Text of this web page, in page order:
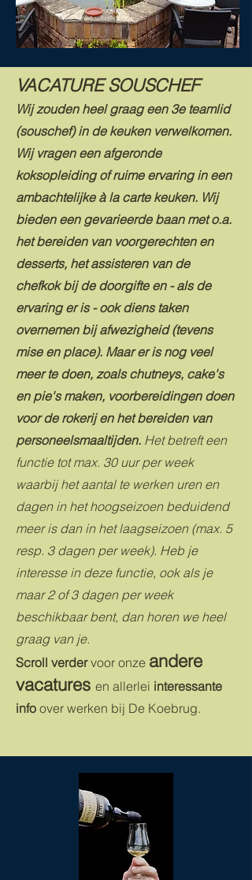
VACATURE SOUSCHEF
Wij zouden heel graag een 3e teamlid
(souschef) in de keuken verwelkomen.
Wij vragen een afgeronde
koksopleiding of ruime ervaring in een
ambachtelijke à la carte keuken. Wij
bieden een gevarieerde baan met o.a.
het bereiden van voorgerechten en
desserts, het assisteren van de
chefkok bij de doorgifte en - als de
ervaring er is - ook diens taken
overnemen bij afwezigheid (tevens
mise en place). Maar er is nog veel
meer te doen, zoals chutneys, cake's
en pie's maken, voorbereidingen doen
voor de rokerij en het bereiden van
personeelsmaaltijden. Het betreft een
functie tot max. 30 uur per week
waarbij het aantal te werken uren en
dagen in het hoogseizoen beduidend
meer is dan in het laagseizoen (max. 5
resp. 3 dagen per week). Heb je
interesse in deze functie, ook als je
maar 2 of 3 dagen per week
beschikbaar bent, dan horen we heel
graag van je.
Scroll verdervoor onze andere
vacatures en allerlei interessante
info over werken bij De Koebrug.